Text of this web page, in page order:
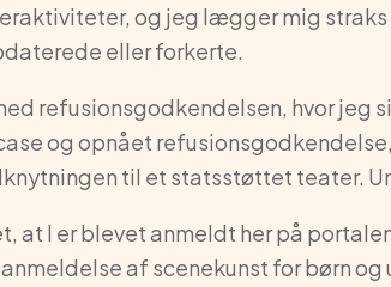
og jeg lægger mig straks
eller forkerte.
refusionsgodkendelsen, hvor jeg
og opnået
til et statsstøttet teater.
at I er blevet anmeldt her på
af scenekunst for børn og